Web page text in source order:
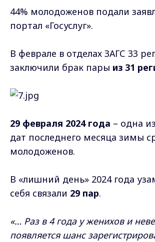
44% молодоженов подали
портал «Госуслуг».
В феврале в отделах ЗАГС 33
заключили брак пары из 31
29 февраля 2024 года – одна
дат последнего месяца зимы
молодоженов.
В «лишний день» 2024 года
себя связали 29 пар.
«… Раз в 4 года у женихов и
появляется шанс